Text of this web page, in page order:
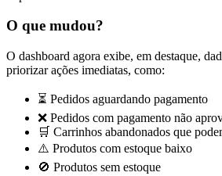
O que mudou?
O dashboard agora exibe, em destaque,
priorizar ações imediatas, como:
⏳ Pedidos aguardando pagamento
❌ Pedidos com pagamento não
🛒 Carrinhos abandonados que
⚠️ Produtos com estoque baixo
🚫 Produtos sem estoque